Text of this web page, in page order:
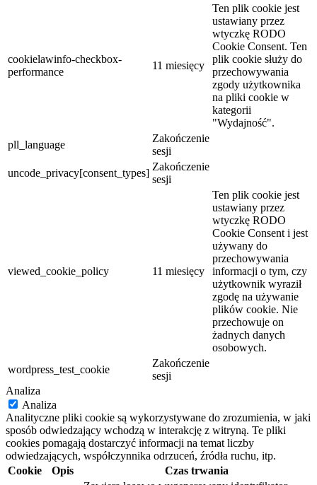
cookielawinfo-checkbox-
performance
11 miesięcy
Ten plik cookie jest
ustawiany przez
wtyczkę RODO
Cookie Consent. Ten
plik cookie służy do
przechowywania
zgody użytkownika
na pliki cookie w
kategorii
"Wydajność".
pll_language
Zakończenie
sesji
uncode_privacy[consent_types]
Zakończenie
sesji
viewed_cookie_policy 11 miesięcy
Ten plik cookie jest
ustawiany przez
wtyczkę RODO
Cookie Consent i jest
używany do
przechowywania
informacji o tym, czy
użytkownik wyraził
zgodę na używanie
plików cookie. Nie
przechowuje on
żadnych danych
osobowych.
wordpress_test_cookie
Zakończenie
sesji
Analiza
Analiza
Analityczne pliki cookie są wykorzystywane do zrozumienia, w jaki
sposób odwiedzający wchodzą w interakcję z witryną. Te pliki
cookies pomagają dostarczyć informacji na temat liczby
odwiedzających, współczynnika odrzuceń, źródła ruchu, itp.
Cookie
Opis
Czas trwania